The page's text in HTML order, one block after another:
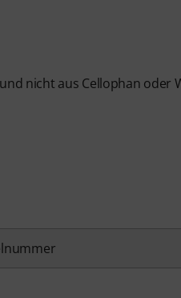
nicht aus Cellophan oder